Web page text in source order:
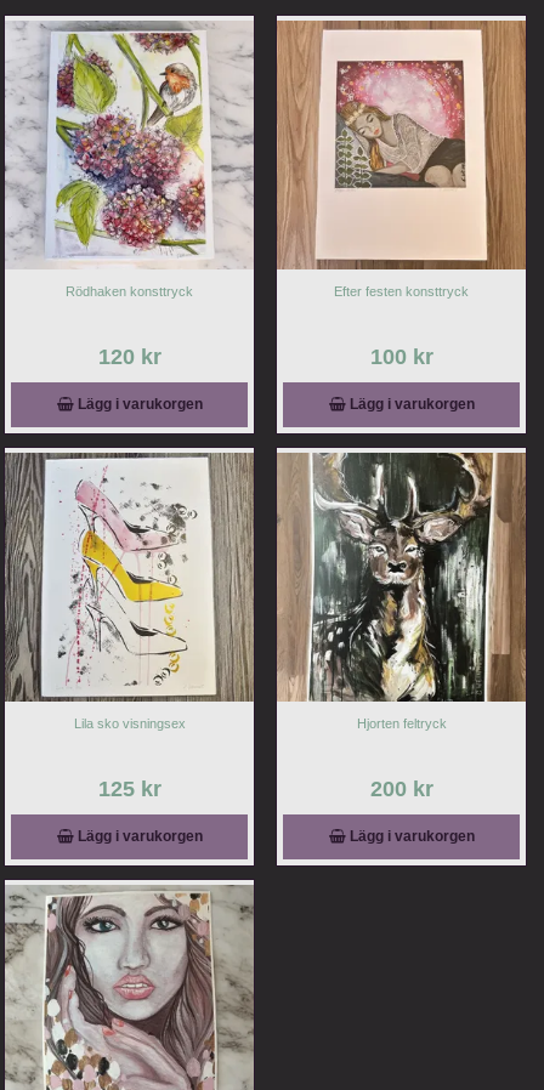
Rödhaken konsttryck
120 kr
Lägg i varukorgen
Efter festen konsttryck
100 kr
Lägg i varukorgen
Lila sko visningsex
125 kr
Lägg i varukorgen
Hjorten feltryck
200 kr
Lägg i varukorgen